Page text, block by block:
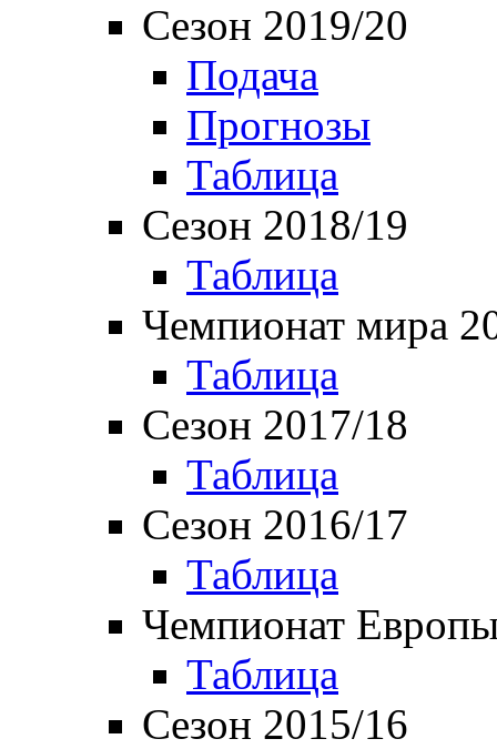
Сезон 2019/20
Подача
Прогнозы
Таблица
Сезон 2018/19
Таблица
Чемпионат мира
Таблица
Сезон 2017/18
Таблица
Сезон 2016/17
Таблица
Чемпионат
Таблица
Сезон 2015/16